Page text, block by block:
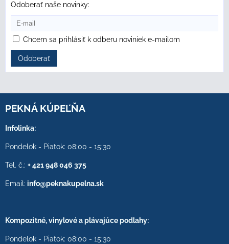
Odoberať naše novinky:
Chcem sa prihlásiť k odberu noviniek e-mailom
Odoberať
PEKNÁ KÚPEĽŇA
Infolinka:
Pondelok - Piatok: 08:00 - 15:30
Tel. č.: + 421 948 046 375
Email: info@peknakupelna.sk
Kompozitné, vinylové a plávajúce podlahy:
Pondelok - Piatok: 08:00 - 15:30